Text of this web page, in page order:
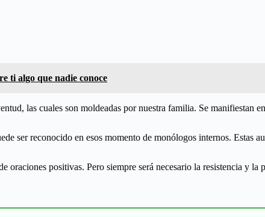
ti algo que nadie conoce
las cuales son moldeadas por nuestra familia. Se manifiestan
ser reconocido en esos momento de monólogos internos. Estas
positivas. Pero siempre será necesario la resistencia y